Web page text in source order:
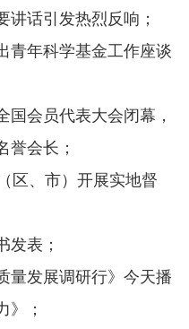
话引发热烈反响；
年科学基金工作座谈
会员代表大会闭幕，
誉会长；
、市）开展实地督
表；
发展调研行》今天播
》；